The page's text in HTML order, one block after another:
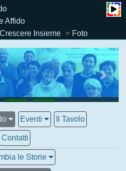
Affido
Insieme
Foto
Eventi Il Tavolo
Contatti
le Storie